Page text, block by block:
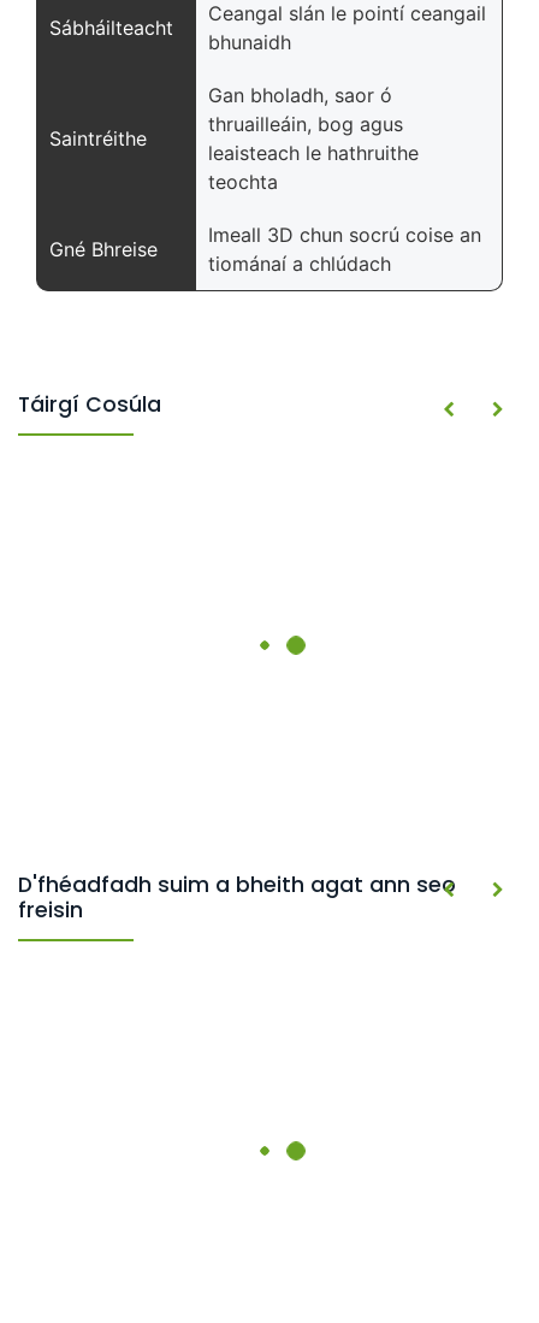
Sábháilteacht
Ceangal slán le pointí ceangail
bhunaidh
Saintréithe
Gan bholadh, saor ó
thruailleáin, bog agus
leaisteach le hathruithe
teochta
Gné Bhreise
Imeall 3D chun socrú coise an
tiománaí a chlúdach
Táirgí Cosúla
D'fhéadfadh suim a bheith agat ann seo
freisin